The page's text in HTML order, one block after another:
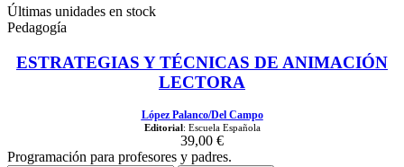
Últimas unidades en stock
Pedagogía
ESTRATEGIAS Y TÉCNICAS DE ANIMACIÓN
LECTORA
López Palanco/Del Campo
Editorial : Escuela Española
39,00 €
Programación para profesores y padres.